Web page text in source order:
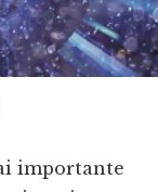
importante